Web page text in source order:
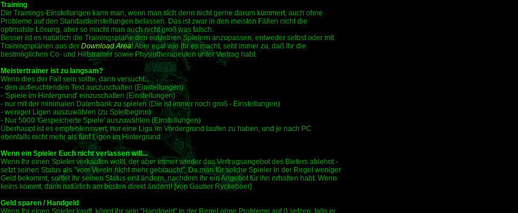
Training
Die Trainings-Einstellungen kann man, wenn man sich denn nicht gerne darum kümmert, auch ohne
Probleme auf den Standardeinstellungen belassen. Das ist zwar in den meisten Fällen nicht die
optimalste Lösung, aber so macht man auch nicht groß was falsch.
Besser ist es natürlich die Trainingspläne den einzelnen Spielern anzupassen, entweder selbst oder mit
Trainingsplänen aus der Download Area! Aber egal wie Ihr es macht, seht immer zu, daß Ihr die
bestmöglichen Co- und Hilfstrainer sowie Physiotherapeuten unter Vertrag habt.
Meistertrainer ist zu langsam?
Wenn dies der Fall sein sollte, dann versucht...
- den aufleuchtenden Text auszuschalten (Einstellungen)
- 'Spiele im Hintergrund' einzuschalten (Einstellungen)
- nur mit der minimalen Datenbank zu spielen (Die ist immer noch groß - Einstellungen)
- weniger Ligen auszuwählen (zu Spielbeginn)
- Nur 5000 'Gespeicherte Spiele' auszuwählen (Einstellungen)
Überhaupt ist es empfehlenswert, nur eine Liga im Vordergrund laufen zu haben, und je nach PC
ebenfalls nicht mehr als fünf Ligen im Hintergrund.
Wenn ein Spieler Euch nicht verlassen will...
Wenn Ihr einen Spieler verkaufen wollt, der aber immer wieder das Vertragsangebot des Bieters ablehnt -
setzt seinen Status als "vom Verein nicht mehr gebraucht". Da man für solche Spieler in der Regel weniger
Geld bekommt, solltet Ihr seinen Status erst ändern, nachdem Ihr ein Angebot für ihn erhalten habt. Wenn
keins kommt, dann natürlich am besten direkt ändern! [von Gautier Ryckeboer]
Geld sparen / Handgeld
Wenn Ihr einen Spieler kauft, könnt Ihr sein "Handgeld" in der Regel ohne Probleme auf 0 setzen, falls er